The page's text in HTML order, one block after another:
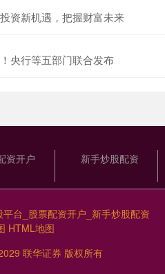
资新机遇，把握财富未来
央行等五部门联合发布
资开户 新手炒股配资
台_股票配资开户_新手炒股配资
HTML地图
联华证券 版权所有